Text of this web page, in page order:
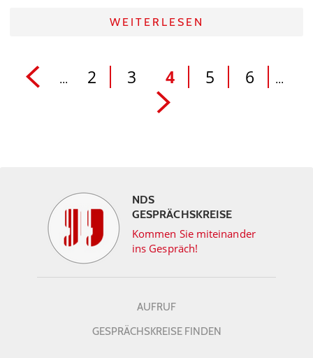
WEITERLESEN
... 2 3 4 5 6 ...
NDS
GESPRÄCHSKREISE
Kommen Sie miteinander
ins Gespräch!
AUFRUF
GESPRÄCHSKREISE FINDEN